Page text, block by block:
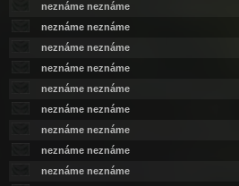
neznáme neznáme
neznáme neznáme
neznáme neznáme
neznáme neznáme
neznáme neznáme
neznáme neznáme
neznáme neznáme
neznáme neznáme
neznáme neznáme